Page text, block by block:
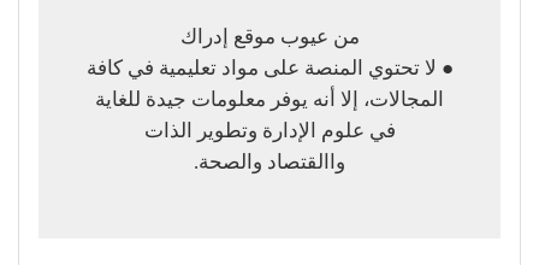
من عيوب موقع إدراك
● لا تحتوي المنصة على مواد تعليمية في كافة
المجالات، إلا أنه يوفر معلومات جيدة للغاية
في علوم الإدارة وتطوير الذات
واالقتصاد والصحة.